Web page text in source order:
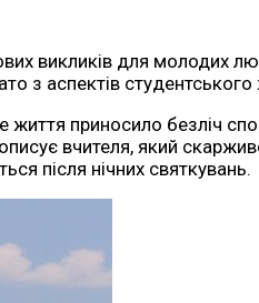
викликів для молодих
з аспектів
приносило безліч
вчителя, який
після нічних святкувань.